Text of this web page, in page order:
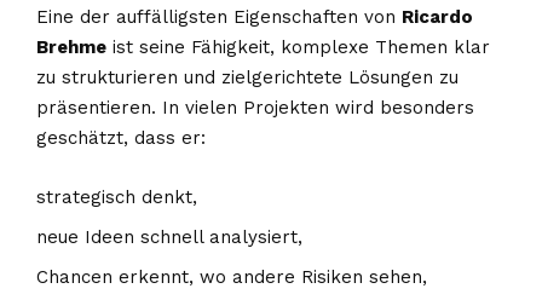
Eine der auffälligsten Eigenschaften von Ricardo
Brehme ist seine Fähigkeit, komplexe Themen klar
zu strukturieren und zielgerichtete Lösungen zu
präsentieren. In vielen Projekten wird besonders
geschätzt, dass er:
strategisch denkt,
neue Ideen schnell analysiert,
Chancen erkennt, wo andere Risiken sehen,